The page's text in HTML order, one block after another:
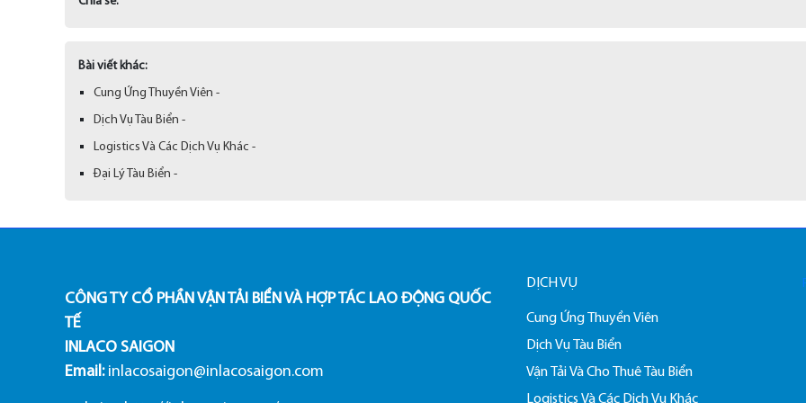
Bài viết khác:
Cung Ứng Thuyền Viên -
Dịch Vụ Tàu Biển -
Logistics Và Các Dịch Vụ Khác -
Đại Lý Tàu Biển -
CÔNG TY CỔ PHẦN VẬN TẢI BIỂN VÀ HỢP TÁC LAO ĐỘNG QUỐC
TẾ
INLACO SAIGON
Email:inlacosaigon@inlacosaigon.com
DỊCH VỤ
Cung Ứng Thuyền Viên
Dịch Vụ Tàu Biển
Vận Tải Và Cho Thuê Tàu Biển
Logistics Và Các Dịch Vụ Khác